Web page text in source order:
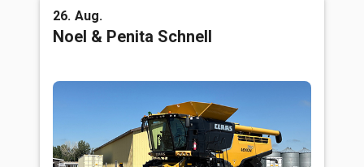
26. Aug.
Noel & Penita Schnell